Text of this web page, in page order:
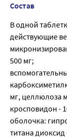
Состав
В одной
действующие
500 мг;
мг, целлюлоза
кросповидон -
оболочка:
титана диоксид